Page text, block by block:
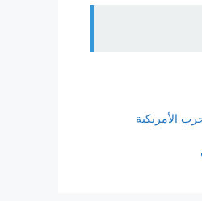
الأمريكية